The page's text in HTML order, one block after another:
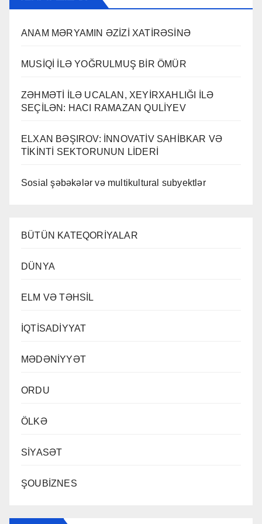
ANAM MƏRYAMIN ƏZİZİ XATİRƏSİNƏ
MUSİQİ İLƏ YOĞRULMUŞ BİR ÖMÜR
ZƏHMƏTİ İLƏ UCALAN, XEYİRXAHLIĞI İLƏ
SEÇİLƏN: HACI RAMAZAN QULİYEV
ELXAN BƏŞIROV: İNNOVATİV SAHİBKAR VƏ
TİKİNTİ SEKTORUNUN LİDERİ
Sosial şəbəkələr və multikultural subyektlər
BÜTÜN KATEQORİYALAR
DÜNYA
ELM VƏ TƏHSİL
İQTİSADİYYAT
MƏDƏNİYYƏT
ORDU
ÖLKƏ
SİYASƏT
ŞOUBİZNES